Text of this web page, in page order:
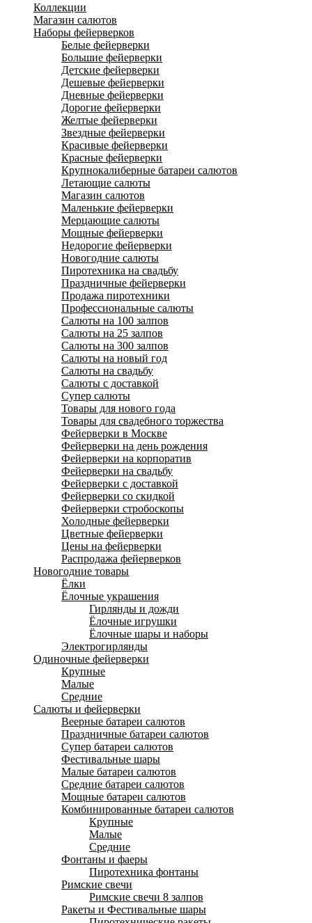
Коллекции
Магазин салютов
Наборы фейерверков
Белые фейерверки
Большие фейерверки
Детские фейерверки
Дешевые фейерверки
Дневные фейерверки
Дорогие фейерверки
Желтые фейерверки
Звездные фейерверки
Красивые фейерверки
Красные фейерверки
Крупнокалиберные батареи салютов
Летающие салюты
Магазин салютов
Маленькие фейерверки
Мерцающие салюты
Мощные фейерверки
Недорогие фейерверки
Новогодние салюты
Пиротехника на свадьбу
Праздничные фейерверки
Продажа пиротехники
Профессиональные салюты
Салюты на 100 залпов
Салюты на 25 залпов
Салюты на 300 залпов
Салюты на новый год
Салюты на свадьбу
Салюты с доставкой
Супер салюты
Товары для нового года
Товары для свадебного торжества
Фейерверки в Москве
Фейерверки на день рождения
Фейерверки на корпоратив
Фейерверки на свадьбу
Фейерверки с доставкой
Фейерверки со скидкой
Фейерверки стробоскопы
Холодные фейерверки
Цветные фейерверки
Цены на фейерверки
Распродажа фейерверков
Новогодние товары
Ёлки
Ёлочные украшения
Гирлянды и дожди
Ёлочные игрушки
Ёлочные шары и наборы
Электрогирлянды
Одиночные фейерверки
Крупные
Малые
Средние
Салюты и фейерверки
Веерные батареи салютов
Праздничные батареи салютов
Супер батареи салютов
Фестивальные шары
Малые батареи салютов
Средние батареи салютов
Мощные батареи салютов
Комбинированные батареи салютов
Крупные
Малые
Средние
Фонтаны и фаеры
Пиротехника фонтаны
Римские свечи
Римские свечи 8 залпов
Ракеты и Фестивальные шары